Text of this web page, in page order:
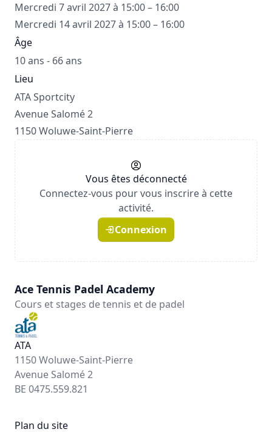
Mercredi 7 avril 2027 à 15:00 – 16:00
Mercredi 14 avril 2027 à 15:00 – 16:00
Âge
10 ans - 66 ans
Lieu
ATA Sportcity
Avenue Salomé 2
1150 Woluwe-Saint-Pierre
Vous êtes déconnecté
Connectez-vous pour vous inscrire à cette
activité.
Connexion
Ace Tennis Padel Academy
Cours et stages de tennis et de padel
ATA
1150 Woluwe-Saint-Pierre
Avenue Salomé 2
BE 0475.559.821
Plan du site